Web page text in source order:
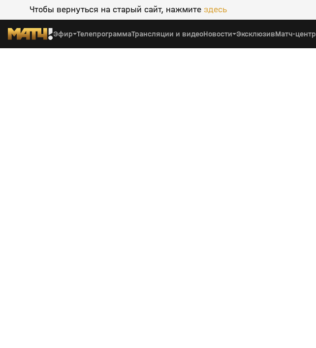
Чтобы вернуться на старый сайт, нажмите здесь
Эфир ТелепрограммаТрансляции и видеоНовости ЭксклюзивМатч-центр